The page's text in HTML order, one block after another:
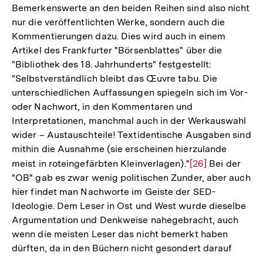
Bemerkenswerte an den beiden Reihen sind also nicht
nur die veröffentlichten Werke, sondern auch die
Kommentierungen dazu. Dies wird auch in einem
Artikel des Frankfurter "Börsenblattes" über die
"Bibliothek des 18. Jahrhunderts" festgestellt:
"Selbstverständlich bleibt das Œuvre tabu. Die
unterschiedlichen Auffassungen spiegeln sich im Vor-
oder Nachwort, in den Kommentaren und
Interpretationen, manchmal auch in der Werkauswahl
wider – Austauschteile! Textidentische Ausgaben sind
mithin die Ausnahme (sie erscheinen hierzulande
meist in roteingefärbten Kleinverlagen)."Zur
Auflösung
der
Fußnote
[26] Bei der
"OB" gab es zwar wenig politischen Zunder, aber auch
hier findet man Nachworte im Geiste der SED-
Ideologie. Dem Leser in Ost und West wurde dieselbe
Argumentation und Denkweise nahegebracht, auch
wenn die meisten Leser das nicht bemerkt haben
dürften, da in den Büchern nicht gesondert darauf